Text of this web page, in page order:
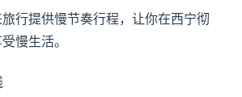
行提供慢节奏行程，让你在西宁彻
慢生活。